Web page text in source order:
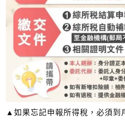
▲如果忘記申報所得稅，必須到